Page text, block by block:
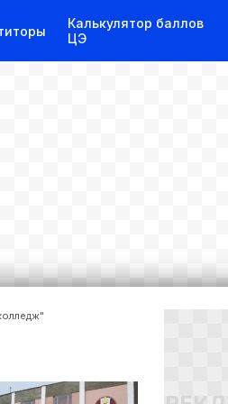
Калькулятор баллов
ЦЭ